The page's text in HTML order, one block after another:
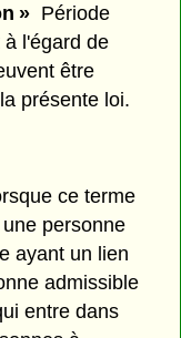
» Période
l'égard de
être
présente loi.
ce terme
personne
ayant un lien
admissible
entre dans